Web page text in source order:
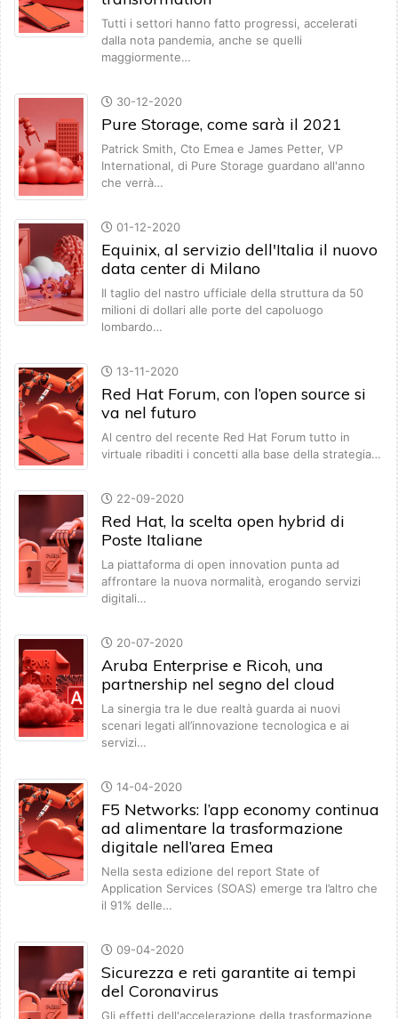
Tutti i settori hanno fatto progressi, accelerati
dalla nota pandemia, anche se quelli
maggiormente…
30-12-2020
Pure Storage, come sarà il 2021
Patrick Smith, Cto Emea e James Petter, VP
International, di Pure Storage guardano all'anno
che verrà…
01-12-2020
Equinix, al servizio dell'Italia il nuovo
data center di Milano
Il taglio del nastro ufficiale della struttura da 50
milioni di dollari alle porte del capoluogo
lombardo…
13-11-2020
Red Hat Forum, con l’open source si
va nel futuro
Al centro del recente Red Hat Forum tutto in
virtuale ribaditi i concetti alla base della strategia…
22-09-2020
Red Hat, la scelta open hybrid di
Poste Italiane
La piattaforma di open innovation punta ad
affrontare la nuova normalità, erogando servizi
digitali…
20-07-2020
Aruba Enterprise e Ricoh, una
partnership nel segno del cloud
La sinergia tra le due realtà guarda ai nuovi
scenari legati all’innovazione tecnologica e ai
servizi…
14-04-2020
F5 Networks: l’app economy continua
ad alimentare la trasformazione
digitale nell’area Emea
Nella sesta edizione del report State of
Application Services (SOAS) emerge tra l’altro che
il 91% delle…
09-04-2020
Sicurezza e reti garantite ai tempi
del Coronavirus
Gli effetti dell'accelerazione della trasformazione